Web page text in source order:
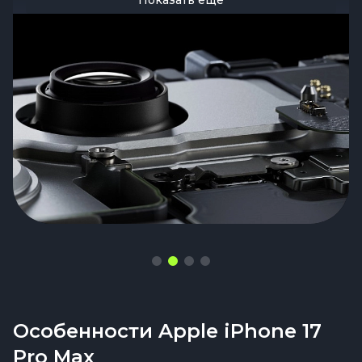
естественный процесс.
Особенности Apple iPhone 17
Pro Max